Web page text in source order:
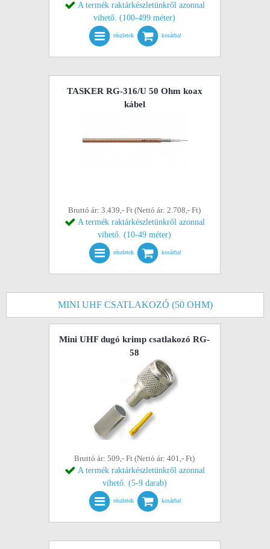
A termék raktárkészletünkről azonnal
vihető. (100-499 méter)
részletek kosárba!
TASKER RG-316/U 50 Ohm koax
kábel
Bruttó ár: 3.439,- Ft (Nettó ár: 2.708,- Ft)
A termék raktárkészletünkről azonnal
vihető. (10-49 méter)
részletek kosárba!
MINI UHF CSATLAKOZÓ (50 OHM)
Mini UHF dugó krimp csatlakozó RG-
58
Bruttó ár: 509,- Ft (Nettó ár: 401,- Ft)
A termék raktárkészletünkről azonnal
vihető. (5-9 darab)
részletek kosárba!